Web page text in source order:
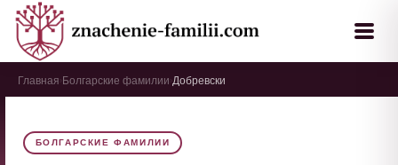
Главная Болгарские фамилии Добревски
БОЛГАРСКИЕ ФАМИЛИИ